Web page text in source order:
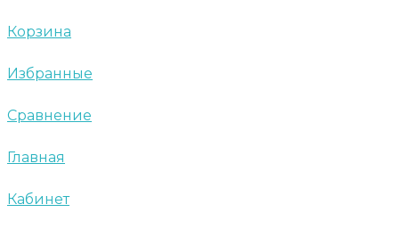
Корзина
Избранные
Сравнение
Главная
Кабинет